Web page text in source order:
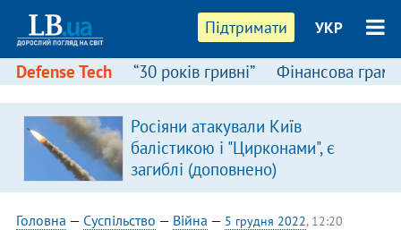
Підтримати УКР
Defense Tech “30 років гривні” Фінансова
Росіяни атакували Київ
балістикою і "Цирконами", є
загиблі (доповнено)
Головна — Суспільство — Війна — 5 грудня 2022, 12:20